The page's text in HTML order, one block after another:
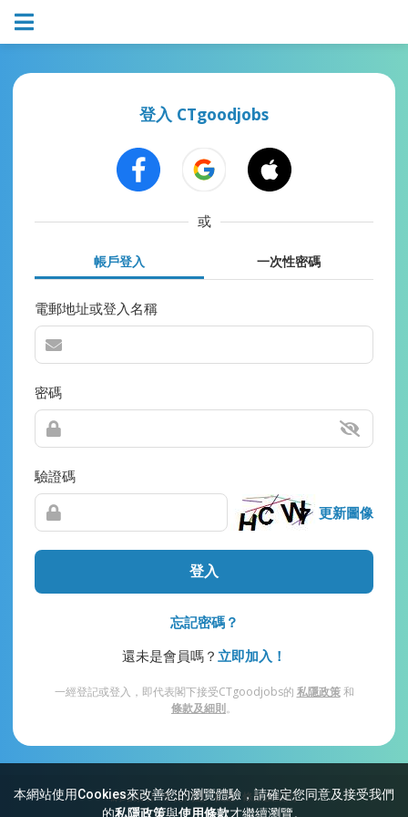
本網站使用Cookies來改善您的瀏覽體驗，請確定您同意及接受我們
的私隱政策與使用條款才繼續瀏覽。
登入 CTgoodjobs
或
帳戶登入 一次性密碼
電郵地址或登入名稱
密碼
驗證碼
更新圖像
登入
忘記密碼？
還未是會員嗎？ 立即加入！
一經登記或登入，即代表閣下接受CTgoodjobs的 私隱政策和
條款及細則。
網站索引 常見問題 私隱 條款及細則